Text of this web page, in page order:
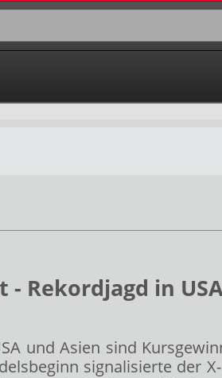
Rekordjagd in
und Asien sind
signalisierte der